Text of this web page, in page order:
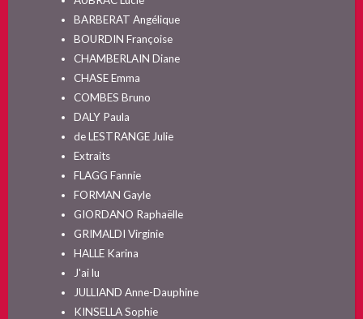
BARBERAT Angélique
BOURDIN Françoise
CHAMBERLAIN Diane
CHASE Emma
COMBES Bruno
DALY Paula
de LESTRANGE Julie
Extraits
FLAGG Fannie
FORMAN Gayle
GIORDANO Raphaëlle
GRIMALDI Virginie
HALLE Karina
J'ai lu
JULLIAND Anne-Dauphine
KINSELLA Sophie